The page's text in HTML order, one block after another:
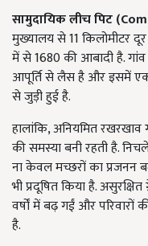
सामुदायिक लीच पिट (
मुख्यालय से 11 किलोमीटर
में से 1680 की आबादी है.
आपूर्ति से लैस है और इसमें एक
से जुड़ी हुई है.
हालांकि, अनियमित
की समस्या बनी रहती है.
ना केवल मच्छरों का प्रजनन
भी प्रदूषित किया है.
वर्षों में बढ़ गईं और परिवारों
है.